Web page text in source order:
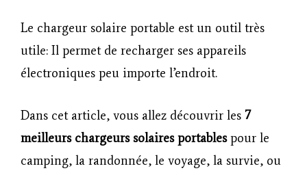
Le chargeur solaire portable est un outil très
utile: Il permet de recharger ses appareils
électroniques peu importe l’endroit.
Dans cet article, vous allez découvrir les 7
meilleurs chargeurs solaires portablespour le
camping, la randonnée, le voyage, la survie, ou